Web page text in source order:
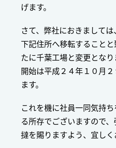
げます。
さて、弊社におきまして
下記住所へ移転すること
たに千葉工場と変更とな
開始は平成２４年１０月
ます。
これを機に社員一同気持
る所存でございますので
撻を賜りますよう、宜しく